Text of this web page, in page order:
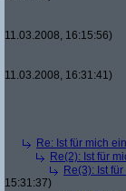
11.03.2008, 16:15:56)
11.03.2008, 16:31:41)
Re: Ist für mich
Re(2): Ist für
Re(3): Ist
15:31:37)